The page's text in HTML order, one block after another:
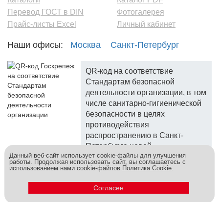
Перевод ГОСТ в DIN
Прайс-листы Excel
Фотогалерея
Личный кабинет
Наши офисы: Москва Санкт-Петербург
QR-код на соответствие
Стандартам безопасной
деятельности организации, в том
числе санитарно-гигиенической
безопасности в целях
противодействия
распространению в Санкт-
Петербурге новой
коронавирусной инфекции.
Метизы и крепеж оптом - это к нам! © 2026
Данный веб-сайт использует cookie-файлы для улучшения
работы. Продолжая использовать сайт, вы соглашаетесь с
использованием нами cookie-файлов Политика Cookie.
Согласен